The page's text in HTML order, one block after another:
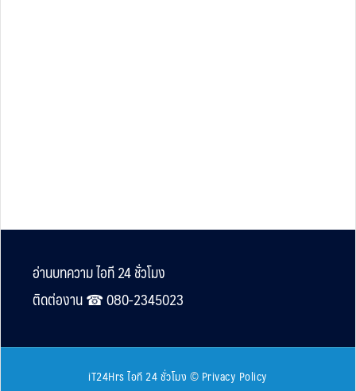
Footer
อ่านบทความ ไอที 24 ชั่วโมง
ติดต่องาน ☎︎ 080-2345023
iT24Hrs ไอที 24 ชั่วโมง © Privacy Policy